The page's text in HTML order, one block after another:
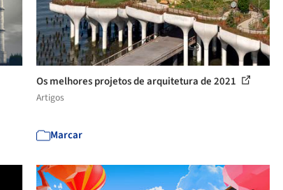
Os melhores projetos de arquitetura de 2021
Artigos
Marcar